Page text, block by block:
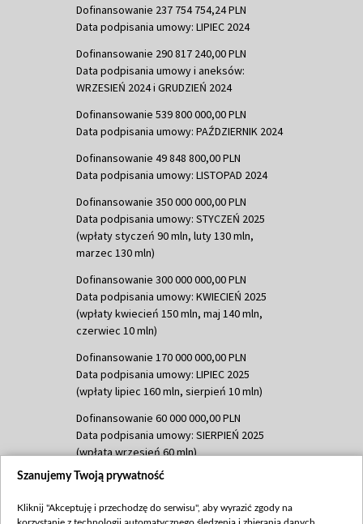
Dofinansowanie 237 754 754,24 PLN
Data podpisania umowy: LIPIEC 2024
Dofinansowanie 290 817 240,00 PLN
Data podpisania umowy i aneksów:
WRZESIEŃ 2024 i GRUDZIEŃ 2024
Dofinansowanie 539 800 000,00 PLN
Data podpisania umowy: PAŹDZIERNIK 2024
Dofinansowanie 49 848 800,00 PLN
Data podpisania umowy: LISTOPAD 2024
Dofinansowanie 350 000 000,00 PLN
Data podpisania umowy: STYCZEŃ 2025
(wpłaty styczeń 90 mln, luty 130 mln,
marzec 130 mln)
Dofinansowanie 300 000 000,00 PLN
Data podpisania umowy: KWIECIEŃ 2025
(wpłaty kwiecień 150 mln, maj 140 mln,
czerwiec 10 mln)
Dofinansowanie 170 000 000,00 PLN
Data podpisania umowy: LIPIEC 2025
(wpłaty lipiec 160 mln, sierpień 10 mln)
Dofinansowanie 60 000 000,00 PLN
Data podpisania umowy: SIERPIEŃ 2025
(wpłata wrzesień 60 mln)
Dofinansowanie 635 783 051,21 PLN
(wpłata wrzesień 100 mln, październik 350
Szanujemy Twoją prywatność
Kliknij "Akceptuję i przechodzę do serwisu", aby wyrazić zgody na